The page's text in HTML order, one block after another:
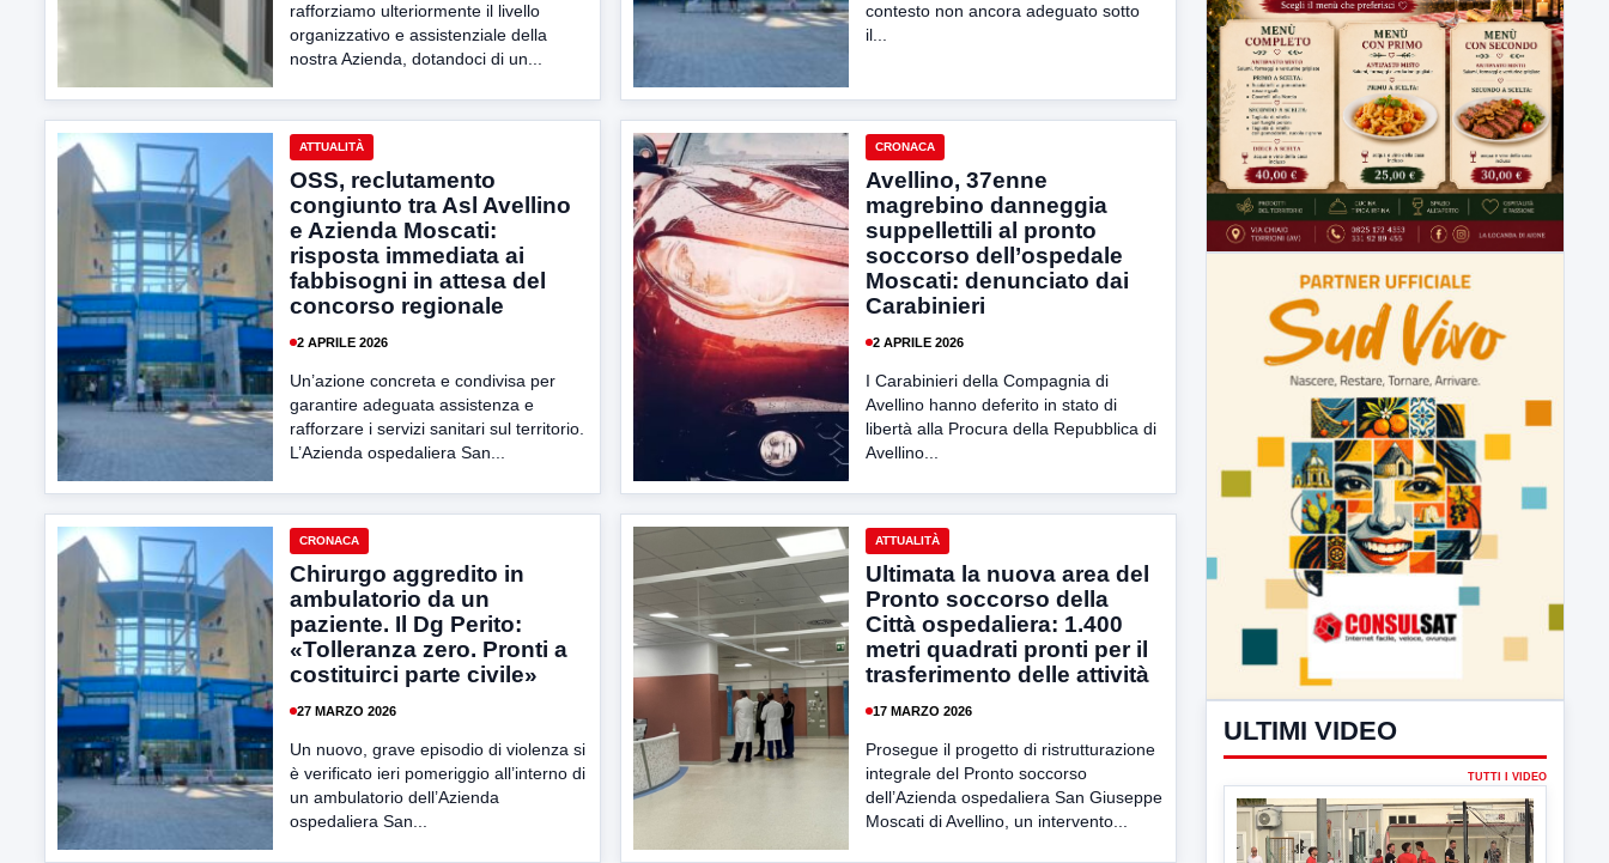
rafforziamo ulteriormente il livello
organizzativo e assistenziale della
nostra Azienda, dotandoci di un...
contesto non ancora adeguato sotto
il...
ATTUALITÀ
OSS, reclutamento
congiunto tra Asl Avellino
e Azienda Moscati:
risposta immediata ai
fabbisogni in attesa del
concorso regionale
2 APRILE 2026
Un’azione concreta e condivisa per
garantire adeguata assistenza e
rafforzare i servizi sanitari sul territorio.
L’Azienda ospedaliera San...
CRONACA
Avellino, 37enne
magrebino danneggia
suppellettili al pronto
soccorso dell’ospedale
Moscati: denunciato dai
Carabinieri
2 APRILE 2026
I Carabinieri della Compagnia di
Avellino hanno deferito in stato di
libertà alla Procura della Repubblica di
Avellino...
CRONACA
Chirurgo aggredito in
ambulatorio da un
paziente. Il Dg Perito:
«Tolleranza zero. Pronti a
costituirci parte civile»
27 MARZO 2026
Un nuovo, grave episodio di violenza si
è verificato ieri pomeriggio all’interno di
un ambulatorio dell’Azienda
ospedaliera San...
ATTUALITÀ
Ultimata la nuova area del
Pronto soccorso della
Città ospedaliera: 1.400
metri quadrati pronti per il
trasferimento delle attività
17 MARZO 2026
Prosegue il progetto di ristrutturazione
integrale del Pronto soccorso
dell’Azienda ospedaliera San Giuseppe
Moscati di Avellino, un intervento...
ULTIMI VIDEO
▶